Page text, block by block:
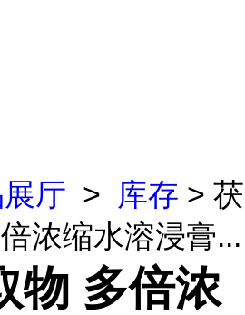
厅 > 库存 > 茯
浓缩水溶浸膏...
物 多倍浓